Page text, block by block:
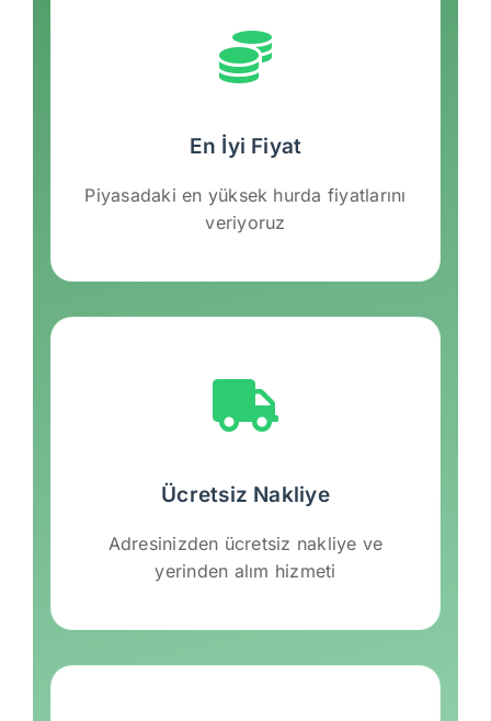
En İyi Fiyat
Piyasadaki en yüksek hurda fiyatlarını
veriyoruz
Ücretsiz Nakliye
Adresinizden ücretsiz nakliye ve
yerinden alım hizmeti